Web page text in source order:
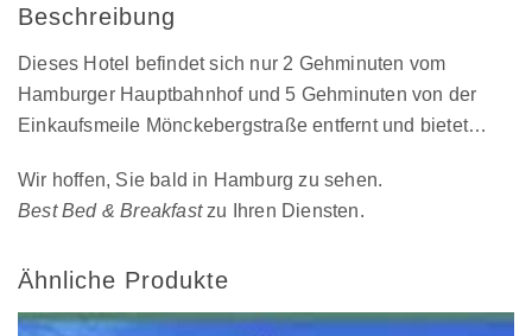
Beschreibung
Dieses Hotel befindet sich nur 2 Gehminuten vom
Hamburger Hauptbahnhof und 5 Gehminuten von der
Einkaufsmeile Mönckebergstraße entfernt und bietet…
Wir hoffen, Sie bald in Hamburg zu sehen.
Best Bed & Breakfastzu Ihren Diensten.
Ähnliche Produkte